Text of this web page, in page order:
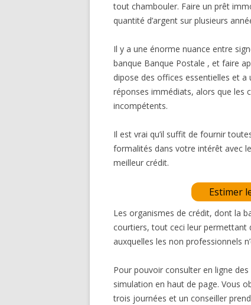
tout chambouler. Faire un prêt
quantité d’argent sur plusieurs
Il y a une énorme nuance entre
banque Banque Postale , et faire
dipose des offices essentielles et
réponses immédiats, alors que les
incompétents.
Il est vrai qu’il suffit de fournir
formalités dans votre intérêt avec
meilleur crédit.
Estimer
Les organismes de crédit, dont la
courtiers, tout ceci leur permettant
auxquelles les non professionnels
Pour pouvoir consulter en ligne
simulation en haut de page. Vous
trois journées et un conseiller